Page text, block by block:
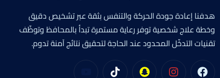
هدفنا إعادة جودة الحركة والتنفس بثقة عبر تشخيص دقيق
وخطة علاج شخصية توفر رعاية مستمرة تبدأ بالمحافظ وتوظّف
تقنيات التدخّل المحدود عند الحاجة لتحقيق نتائج آمنة تدوم.